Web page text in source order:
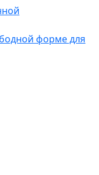
форме для